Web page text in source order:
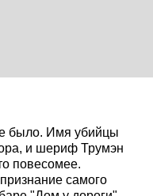
было. Имя убийцы
и шериф Трумэн
повесомее.
самого